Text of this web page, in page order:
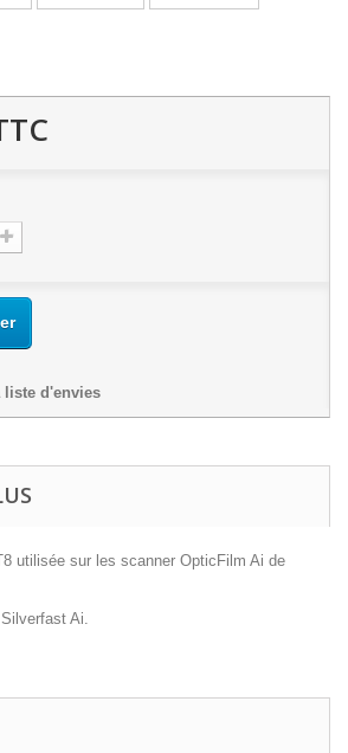
liste d'envies
utilisée sur les scanner OpticFilm Ai de
Ai.